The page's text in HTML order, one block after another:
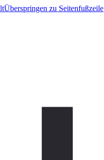
Überspringen zu Seitenfußzeile